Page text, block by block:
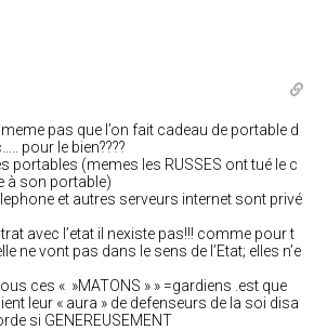
pas que l’on fait cadeau de portable d
pour le bien????
portables (memes les RUSSES ont tué le c
à son portable)
et autres serveurs internet sont privé
avec l’etat il nexiste pas!!! comme pour t
ne vont pas dans le sens de l’Etat; elles n’e
ces « »MATONS » » =gardiens .est que
leur « aura » de defenseurs de la soi disa
si GENEREUSEMENT